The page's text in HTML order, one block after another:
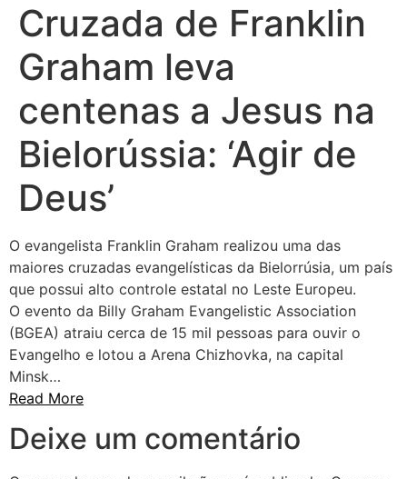
Cruzada de Franklin
Graham leva
centenas a Jesus na
Bielorússia: ‘Agir de
Deus’
O evangelista Franklin Graham realizou uma das
maiores cruzadas evangelísticas da Bielorrúsia, um país
que possui alto controle estatal no Leste Europeu.
O evento da Billy Graham Evangelistic Association
(BGEA) atraiu cerca de 15 mil pessoas para ouvir o
Evangelho e lotou a Arena Chizhovka, na capital
Minsk…
Read More
Deixe um comentário